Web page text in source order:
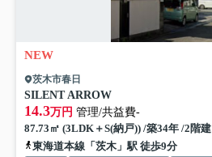
NEW
茨木市春日
SILENT ARROW
14.3万円 管理/共益費-
87.73㎡ (3LDK＋S(納戸)) /築34年 /2階建
東海道本線「茨木」駅 徒歩9分